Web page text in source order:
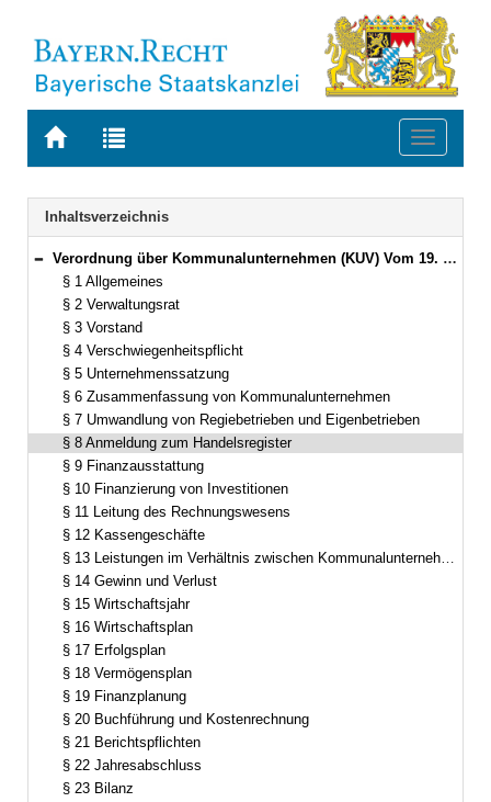
Zur
BAYERN.RECHT
Zur
letzten
Suche
Toggle
Navigation
Inhaltsverzeichnis
Bereich reduzieren
Verordnung über Kommunalunternehmen (KUV) Vom 19. März 1998 (GVBl. S. 220) BayRS 2023-15-I (§§ 1–31)
§ 1 Allgemeines
§ 2 Verwaltungsrat
§ 3 Vorstand
§ 4 Verschwiegenheitspflicht
§ 5 Unternehmenssatzung
§ 6 Zusammenfassung von Kommunalunternehmen
§ 7 Umwandlung von Regiebetrieben und Eigenbetrieben
§ 8 Anmeldung zum Handelsregister
§ 9 Finanzausstattung
§ 10 Finanzierung von Investitionen
§ 11 Leitung des Rechnungswesens
§ 12 Kassengeschäfte
§ 13 Leistungen im Verhältnis zwischen Kommunalunternehmen und Gemeinde
§ 14 Gewinn und Verlust
§ 15 Wirtschaftsjahr
§ 16 Wirtschaftsplan
§ 17 Erfolgsplan
§ 18 Vermögensplan
§ 19 Finanzplanung
§ 20 Buchführung und Kostenrechnung
§ 21 Berichtspflichten
§ 22 Jahresabschluss
§ 23 Bilanz